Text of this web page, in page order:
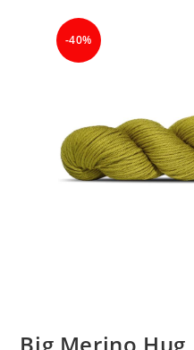
-40%